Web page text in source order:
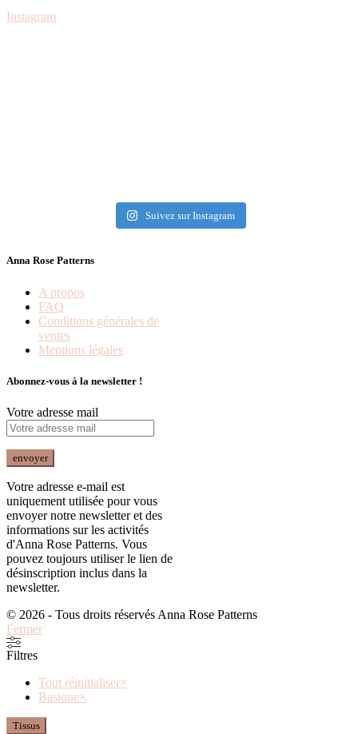
Instagram
Suivez sur Instagram
Anna Rose Patterns
A propos
FAQ
Conditions générales de
ventes
Mentions légales
Abonnez-vous à la newsletter !
Votre adresse mail
Votre adresse e-mail est
uniquement utilisée pour vous
envoyer notre newsletter et des
informations sur les activités
d'Anna Rose Patterns. Vous
pouvez toujours utiliser le lien de
désinscription inclus dans la
newsletter.
© 2026 - Tous droits réservés Anna Rose Patterns
Fermer
Filtres
Tout réinitialiser×
Basique×
Tissus